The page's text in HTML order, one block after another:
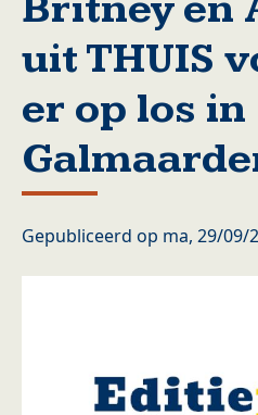
uit THUIS
er op los in
Gepubliceerd op ma, 29/09/